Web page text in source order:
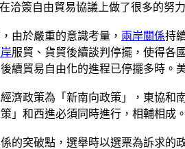
洽簽自由貿易協議上做了很多的努
由於嚴重的意識考量， 兩岸關係持
服貿、貨貿後續談判停擺，使得各
續貿易自由化的進程已停擺多時。
濟政策為「新南向政策」，東協
」和西進必須同時進行，相輔相成。
的突破點，選舉時以選票為訴求的